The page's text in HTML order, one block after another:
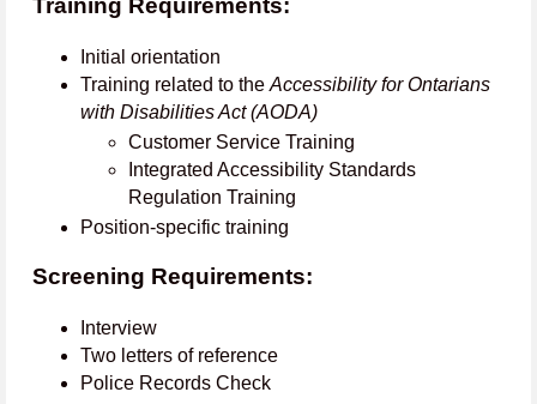
Training Requirements:
Initial orientation
Training related to the Accessibility for Ontarians
with Disabilities Act (AODA)
Customer Service Training
Integrated Accessibility Standards
Regulation Training
Position-specific training
Screening Requirements:
Interview
Two letters of reference
Police Records Check